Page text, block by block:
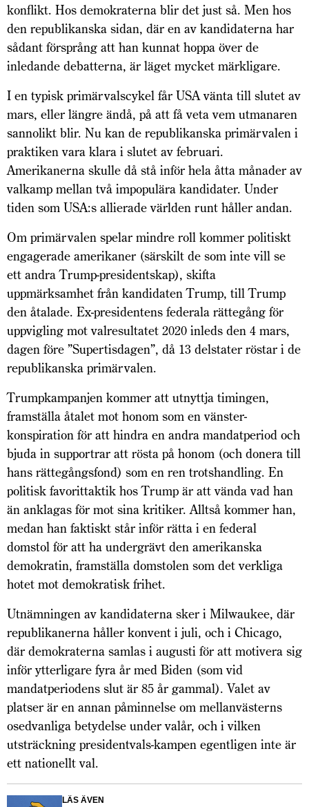
konflikt. Hos demokraterna blir det just så. Men hos
den republikanska sidan, där en av kandidaterna har
sådant försprång att han kunnat hoppa över de
inledande debatterna, är läget mycket märkligare.
I en typisk primärvalscykel får USA vänta till slutet av
mars, eller längre ändå, på att få veta vem utmanaren
sannolikt blir. Nu kan de republikanska primärvalen i
praktiken vara klara i slutet av februari.
Amerikanerna skulle då stå inför hela åtta månader av
valkamp mellan två impopulära kandidater. Under
tiden som USA:s allierade världen runt håller andan.
Om primärvalen spelar mindre roll kommer politiskt
engagerade amerikaner (särskilt de som inte vill se
ett andra Trump-presidentskap), skifta
uppmärksamhet från kandidaten Trump, till Trump
den åtalade. Ex-presidentens federala rättegång för
uppvigling mot valresultatet 2020 inleds den 4 mars,
dagen före ”Supertisdagen”, då 13 delstater röstar i de
republikanska primärvalen.
Trumpkampanjen kommer att utnyttja timingen,
framställa åtalet mot honom som en vänster-
konspiration för att hindra en andra mandatperiod och
bjuda in supportrar att rösta på honom (och donera till
hans rätte­gångsfond) som en ren trotshandling. En
politisk favorittaktik hos Trump är att vända vad han
än anklagas för mot sina kritiker. Alltså kommer han,
medan han faktiskt står inför rätta i en federal
domstol för att ha undergrävt den amerikanska
demokratin, framställa domstolen som det verkliga
hotet mot demokratisk frihet.
Utnämningen av kandidaterna sker i Milwaukee, där
republikanerna håller konvent i juli, och i Chicago,
där demokraterna samlas i augusti för att motivera sig
inför ytterligare fyra år med Biden (som vid
mandatperiodens slut är 85 år gammal). Valet av
platser är en annan påminnelse om mellanvästerns
osedvanliga betydelse under valår, och i vilken
utsträckning presidentvals-kampen egentligen inte är
ett nationellt val.
LÄS ÄVEN